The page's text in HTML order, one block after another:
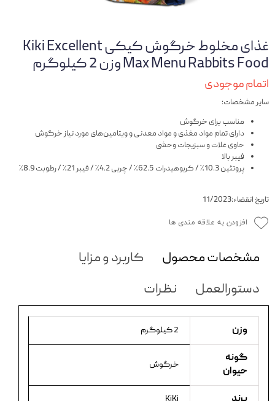
غذای مخلوط خرگوش کیکی Kiki Excellent
Max Menu Rabbits Food وزن 2 کیلوگرم
اتمام موجودی
سایر مشخصات:
مناسب برای خرگوش
دارای تمام مواد مغذی و مواد معدنی و ویتامین‌های مورد نیاز خرگوش
حاوی غلات و سبزیجات وحشی
فیبر بالا
پروتئین 10.3٪‌ / کربوهیدرات 62.5٪ / چربی 4.2٪ / فیبر 21٪ / رطوبت 8.9٪
تاریخ انقضاء:11/2023
افزودن به علاقه مندی ها
مشخصات محصول
کاربرد و مزایا
دستورالعمل
نظرات
وزن 2 کیلوگرم
گونه
حیوان
خرگوش